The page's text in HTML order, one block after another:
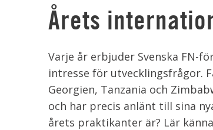
Årets
Varje år erbjuder Svenska FN-
intresse för utvecklingsfrågor.
Georgien, Tanzania och
och har precis anlänt till sina
årets praktikanter är? Lär